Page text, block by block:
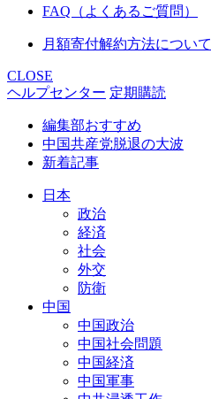
FAQ（よくあるご質問）
月額寄付解約方法について
CLOSE
ヘルプセンター 定期購読
編集部おすすめ
中国共産党脱退の大波
新着記事
日本
政治
経済
社会
外交
防衛
中国
中国政治
中国社会問題
中国経済
中国軍事